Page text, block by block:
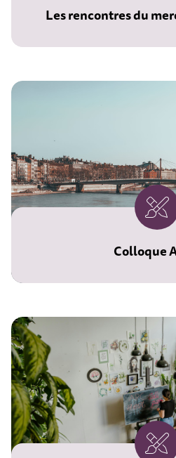
Les rencontres du
Colloque
l'Université
Cet espace est
aux membres de